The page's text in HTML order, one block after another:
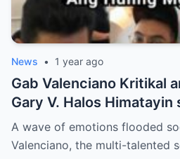
News • 1 year ago
Gab Valenciano Kritikal
Gary V. Halos
Nakakaiyak ang
Habang Nasa Bingit ng
A wave of emotions flooded
Valenciano, the multi-talented